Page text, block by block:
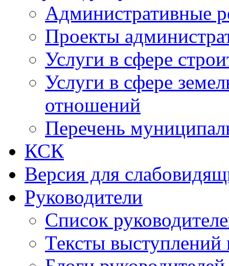
Административные
Проекты
Услуги в сфере
Услуги в сфере
отношений
Перечень
КСК
Версия для
Руководители
Список
Тексты выступлений